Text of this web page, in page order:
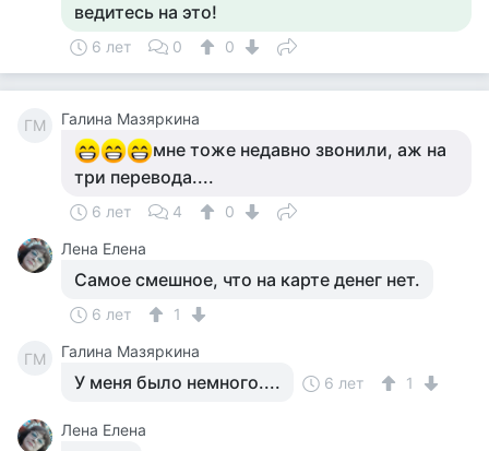
ведитесь на это!
6 лет 0 0
ГМ Галина Мазяркина
мне тоже недавно звонили, аж на
три перевода....
6 лет 4
0
Лена Елена
Самое смешное, что на карте денег нет.
6 лет 1
ГМ Галина Мазяркина
У меня было немного.... 6 лет 1
Лена Елена